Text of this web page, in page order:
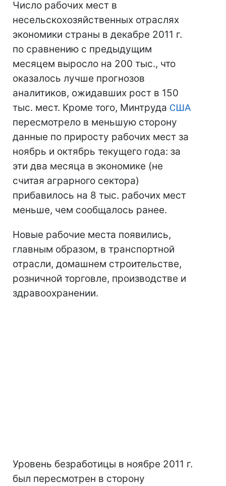
Число рабочих мест в
несельскохозяйственных отраслях
экономики страны в декабре 2011 г.
по сравнению с предыдущим
месяцем выросло на 200 тыс., что
оказалось лучше прогнозов
аналитиков, ожидавших рост в 150
тыс. мест. Кроме того, Минтруда США
пересмотрело в меньшую сторону
данные по приросту рабочих мест за
ноябрь и октябрь текущего года: за
эти два месяца в экономике (не
считая аграрного сектора)
прибавилось на 8 тыс. рабочих мест
меньше, чем сообщалось ранее.
Новые рабочие места появились,
главным образом, в транспортной
отрасли, домашнем строительстве,
розничной торговле, производстве и
здравоохранении.
Уровень безработицы в ноябре 2011 г.
был пересмотрен в сторону